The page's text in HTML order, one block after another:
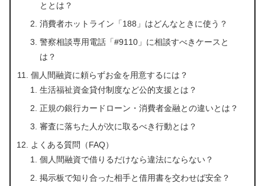
ととは？
消費者ホットライン「188」はどんなときに使う？
警察相談専用電話「#9110」に相談すべきケースと
は？
個人間融資に頼らずお金を用意するには？
生活福祉資金貸付制度など公的支援とは？
正規の銀行カードローン・消費者金融との違いとは？
審査に落ちた人が次に取るべき行動とは？
よくある質問（FAQ）
個人間融資で借りるだけなら違法にならない？
掲示板で知り合った相手と借用書を交わせば安全？